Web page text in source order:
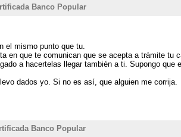
Banco Popular
el mismo punto que tu.
en que te comunican que se acepta a trámite tu
a hacertelas llegar también a ti. Supongo
dados yo. Si no es así, que alguien me corrija.
Banco Popular